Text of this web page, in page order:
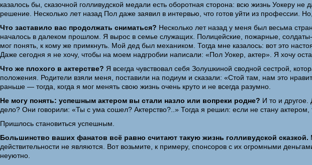
казалось бы, сказочной голливудской медали есть оборотная сторона: всю жизнь Уокеру
решение. Несколько лет назад Пол даже заявил в интервью, что готов уйти из профессии.
Что заставило вас продолжать сниматься? Несколько лет назад у меня был весьма
началось в далеком прошлом. Я вырос в семье служащих. Полицейские, пожарные,
мог понять, к кому же примкнуть. Мой дед был механиком. Тогда мне казалось: вот это
Даже сегодня я не хочу, чтобы на моем надгробии написали: «Пол Уокер, актер». Я хочу
Что же плохого в актерстве? Я всегда чувствовал себя Золушкиной сводной сестрой,
положения. Родители взяли меня, поставили на подиум и сказали: «Стой там, нам это
раньше — тогда, когда я мог менять свою жизнь очень круто и не всегда разумно.
Не могу понять: успешным актером вы стали назло или вопреки родне? И то и
дело? Они говорили: «Ты с ума сошел? Актерство?..» Тогда я решил: если не стану актером,
Пришлось становиться успешным.
Большинство ваших фанатов всё равно считают такую жизнь голливудской сказкой.
действительности не являются. Вот возьмите, к примеру, спонсоров с их огромными
неуютно.